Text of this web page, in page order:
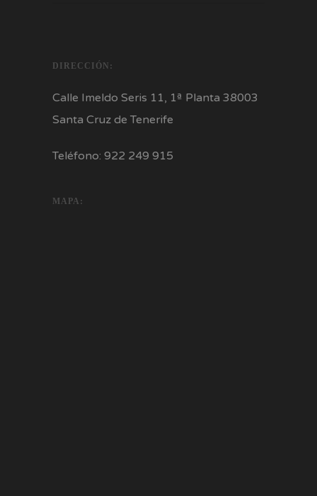
DIRECCIÓN:
Calle Imeldo Seris 11, 1ª Planta 38003
Santa Cruz de Tenerife
Teléfono: 922 249 915
MAPA: